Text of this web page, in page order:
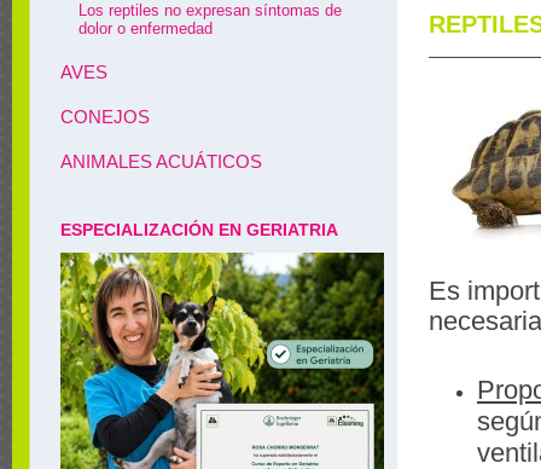
Es
Los reptiles no expresan síntomas de
dolor o enfermedad
AVES
CONEJOS
ANIMALES ACUÁTICOS
ESPECIALIZACIÓN EN GERIATRIA